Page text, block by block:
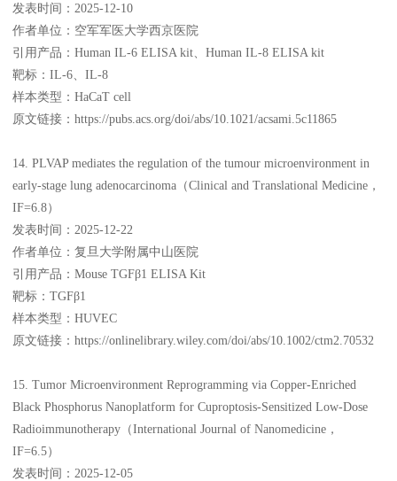
发表时间：2025-12-10
作者单位：空军军医大学西京医院
引用产品：Human IL-6 ELISA kit、Human IL-8 ELISA kit
靶标：IL-6、IL-8
样本类型：HaCaT cell
原文链接：https://pubs.acs.org/doi/abs/10.1021/acsami.5c11865
14. PLVAP mediates the regulation of the tumour microenvironment in
early-stage lung adenocarcinoma（Clinical and Translational Medicine，
IF=6.8）
发表时间：2025-12-22
作者单位：复旦大学附属中山医院
引用产品：Mouse TGFβ1 ELISA Kit
靶标：TGFβ1
样本类型：HUVEC
原文链接：https://onlinelibrary.wiley.com/doi/abs/10.1002/ctm2.70532
15. Tumor Microenvironment Reprogramming via Copper-Enriched
Black Phosphorus Nanoplatform for Cuproptosis-Sensitized Low-Dose
Radioimmunotherapy（International Journal of Nanomedicine，
IF=6.5）
发表时间：2025-12-05